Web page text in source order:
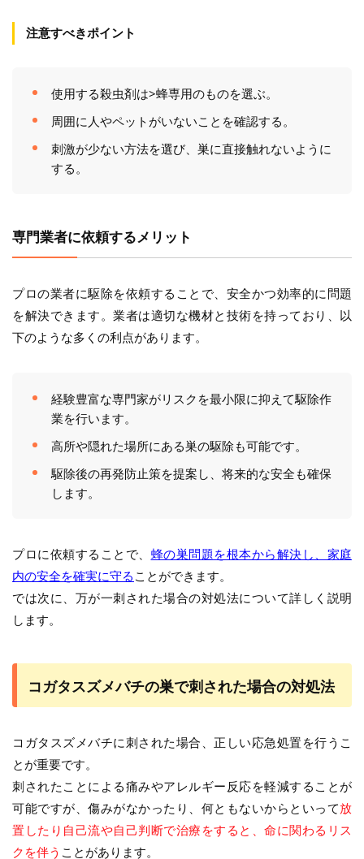
注意すべきポイント
使用する殺虫剤は>蜂専用のものを選ぶ。
周囲に人やペットがいないことを確認する。
刺激が少ない方法を選び、巣に直接触れないように
する。
専門業者に依頼するメリット
プロの業者に駆除を依頼することで、安全かつ効率的に問題
を解決できます。業者は適切な機材と技術を持っており、以
下のような多くの利点があります。
経験豊富な専門家がリスクを最小限に抑えて駆除作
業を行います。
高所や隠れた場所にある巣の駆除も可能です。
駆除後の再発防止策を提案し、将来的な安全も確保
します。
プロに依頼することで、 蜂の巣問題を根本から解決し、家庭
内の安全を確実に守る ことができます。
では次に、万が一刺された場合の対処法について詳しく説明
します。
コガタスズメバチの巣で刺された場合の対処法
コガタスズメバチに刺された場合、正しい応急処置を行うこ
とが重要です。
刺されたことによる痛みやアレルギー反応を軽減することが
可能ですが、傷みがなかったり、何ともないからといって放
置したり自己流や自己判断で治療をすると、命に関わるリス
クを伴う ことがあります。